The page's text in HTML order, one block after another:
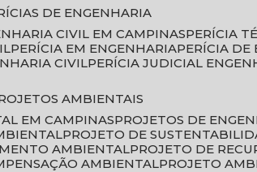
DE ENGENHARIA
CIVIL EM CAMPINAS
PERÍCIA
PERÍCIA EM ENGENHARIA
PERÍCIA
CIVIL PERÍCIA JUDICIAL
AMBIENTAIS
EM CAMPINAS
PROJETOS DE
PROJETO DE
AMBIENTAL
PROJETO DE
AMBIENTAL
PROJETO